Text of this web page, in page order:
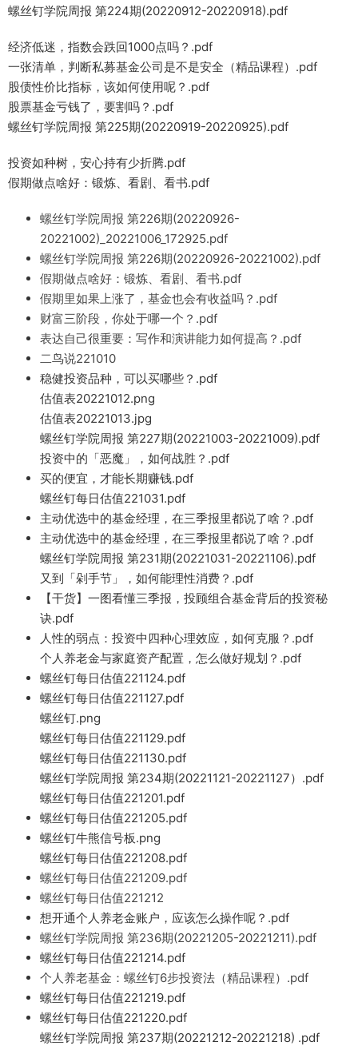
螺丝钉学院周报 第224期(20220912-20220918).pdf
经济低迷，指数会跌回1000点吗？.pdf
一张清单，判断私募基金公司是不是安全（精品课程）.pdf
股债性价比指标，该如何使用呢？.pdf
股票基金亏钱了，要割吗？.pdf
螺丝钉学院周报 第225期(20220919-20220925).pdf
投资如种树，安心持有少折腾.pdf
假期做点啥好：锻炼、看剧、看书.pdf
螺丝钉学院周报 第226期(20220926-
20221002)_20221006_172925.pdf
螺丝钉学院周报 第226期(20220926-20221002).pdf
假期做点啥好：锻炼、看剧、看书.pdf
假期里如果上涨了，基金也会有收益吗？.pdf
财富三阶段，你处于哪一个？.pdf
表达自己很重要：写作和演讲能力如何提高？.pdf
二鸟说221010
稳健投资品种，可以买哪些？.pdf
估值表20221012.png
估值表20221013.jpg
螺丝钉学院周报 第227期(20221003-20221009).pdf
投资中的「恶魔」，如何战胜？.pdf
买的便宜，才能长期赚钱.pdf
螺丝钉每日估值221031.pdf
主动优选中的基金经理，在三季报里都说了啥？.pdf
主动优选中的基金经理，在三季报里都说了啥？.pdf
螺丝钉学院周报 第231期(20221031-20221106).pdf
又到「剁手节」，如何能理性消费？.pdf
【干货】一图看懂三季报，投顾组合基金背后的投资秘
诀.pdf
人性的弱点：投资中四种心理效应，如何克服？.pdf
个人养老金与家庭资产配置，怎么做好规划？.pdf
螺丝钉每日估值221124.pdf
螺丝钉每日估值221127.pdf
螺丝钉.png
螺丝钉每日估值221129.pdf
螺丝钉每日估值221130.pdf
螺丝钉学院周报 第234期(20221121-20221127）.pdf
螺丝钉每日估值221201.pdf
螺丝钉每日估值221205.pdf
螺丝钉牛熊信号板.png
螺丝钉每日估值221208.pdf
螺丝钉每日估值221209.pdf
螺丝钉每日估值221212
想开通个人养老金账户，应该怎么操作呢？.pdf
螺丝钉学院周报 第236期(20221205-20221211).pdf
螺丝钉每日估值221214.pdf
个人养老基金：螺丝钉6步投资法（精品课程）.pdf
螺丝钉每日估值221219.pdf
螺丝钉每日估值221220.pdf
螺丝钉学院周报 第237期(20221212-20221218) .pdf